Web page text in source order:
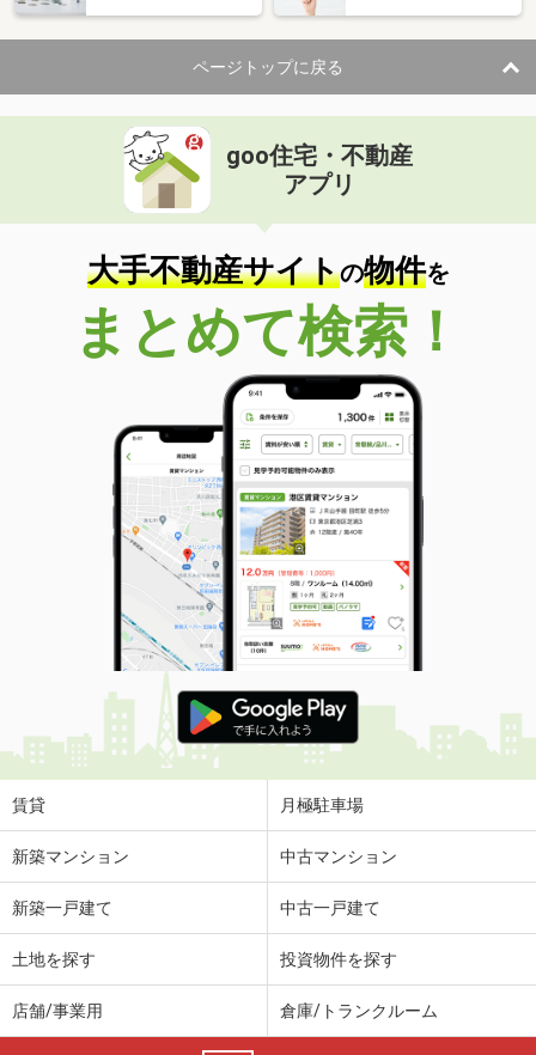
ページトップに戻る
goo住宅・不動産
アプリ
大手不動産サイトの物件を
まとめて検索！
賃貸 月極駐車場
新築マンション 中古マンション
新築一戸建て 中古一戸建て
土地を探す 投資物件を探す
店舗/事業用 倉庫/トランクルーム